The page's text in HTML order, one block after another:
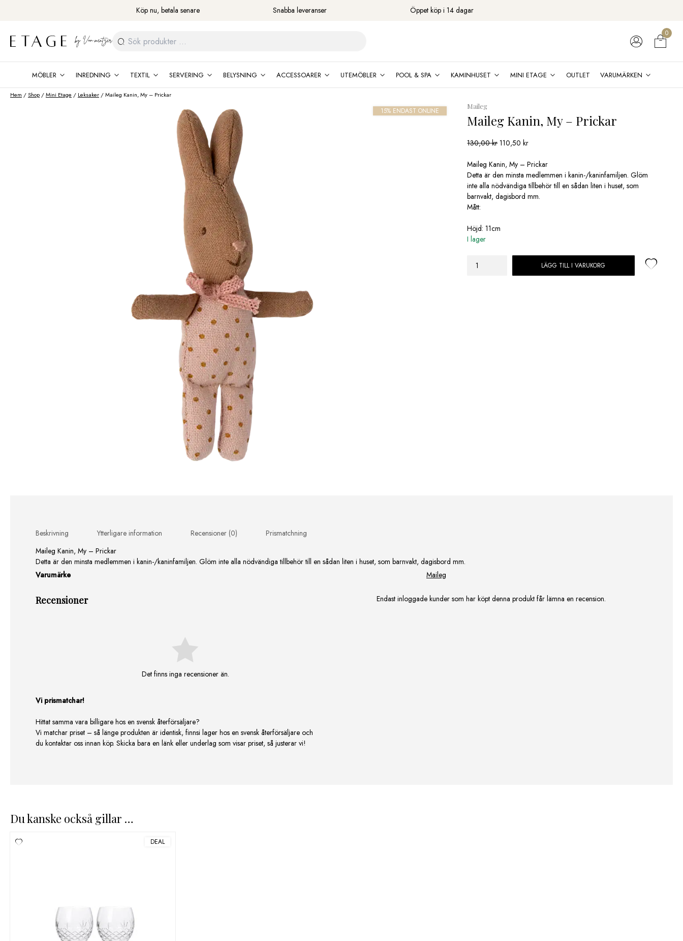
Köp nu, betala senare Snabba leveranser Öppet köp i 14 dagar
Sök
efter:
0
MÖBLER INREDNING TEXTIL SERVERING BELYSNING ACCESSOARER UTEMÖBLER POOL & SPA KAMINHUSET MINI ETAGE OUTLET VARUMÄRKEN
Hem /Shop /Mini Etage / Leksaker / Maileg Kanin, My – Prickar
15% ENDAST ONLINE
Maileg
Maileg Kanin, My – Prickar
130,00krDet
priset
var:
130,00 kr.
110,50krDet
priset
är:
110,50 kr.
Maileg Kanin, My – Prickar
Detta är den minsta medlemmen i kanin-/kaninfamiljen. Glöm
inte alla nödvändiga tillbehör till en sådan liten i huset, som
barnvakt, dagisbord mm.
Mått:
Höjd: 11cm
I lager
Maileg
LÄGG TILL I VARUKORG
Beskrivning Ytterligare information Recensioner (0)
Prismatchning
Maileg Kanin, My – Prickar
Detta är den minsta medlemmen i kanin-/kaninfamiljen. Glöm inte alla nödvändiga tillbehör till en sådan liten i huset, som barnvakt, dagisbord mm.
Varumärke
Maileg
Recensioner
Det finns inga recensioner än.
Endast inloggade kunder som har köpt denna produkt får lämna en recension.
Vi prismatchar!
Hittat samma vara billigare hos en svensk återförsäljare?
Vi matchar priset – så länge produkten är identisk, finnsi lager hos en svensk återförsäljare och
du kontaktar oss innan köp. Skicka bara en länk eller underlag som visar priset, så justerar vi!
Du kanske också gillar …
DEAL